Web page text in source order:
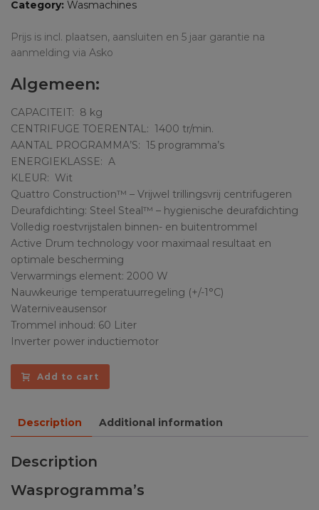
Category: Wasmachines
Prijs is incl. plaatsen, aansluiten en 5 jaar garantie na
aanmelding via Asko
Algemeen:
CAPACITEIT: 8 kg
CENTRIFUGE TOERENTAL: 1400 tr/min.
AANTAL PROGRAMMA’S: 15 programma’s
ENERGIEKLASSE: A
KLEUR: Wit
Quattro Construction™ – Vrijwel trillingsvrij centrifugeren
Deurafdichting: Steel Steal™ – hygienische deurafdichting
Volledig roestvrijstalen binnen- en buitentrommel
Active Drum technology voor maximaal resultaat en
optimale bescherming
Verwarmings element: 2000 W
Nauwkeurige temperatuurregeling (+/-1°C)
Waterniveausensor
Trommel inhoud: 60 Liter
Inverter power inductiemotor
Add to cart
Description Additional information
Description
Wasprogramma’s